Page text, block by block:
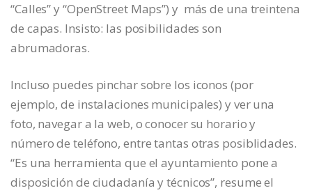
“Calles” y “OpenStreet Maps”) y más de una treintena
de capas. Insisto: las posibilidades son
abrumadoras.
Incluso puedes pinchar sobre los iconos (por
ejemplo, de instalaciones municipales) y ver una
foto, navegar a la web, o conocer su horario y
número de teléfono, entre tantas otras posiblidades.
“Es una herramienta que el ayuntamiento pone a
disposición de ciudadanía y técnicos”, resume el